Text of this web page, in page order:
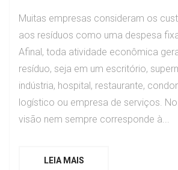
Muitas empresas consideram os
aos resíduos como uma despesa
Afinal, toda atividade econômica
resíduo, seja em um escritório,
indústria, hospital, restaurante,
logístico ou empresa de serviços.
visão nem sempre corresponde à...
LEIA MAIS